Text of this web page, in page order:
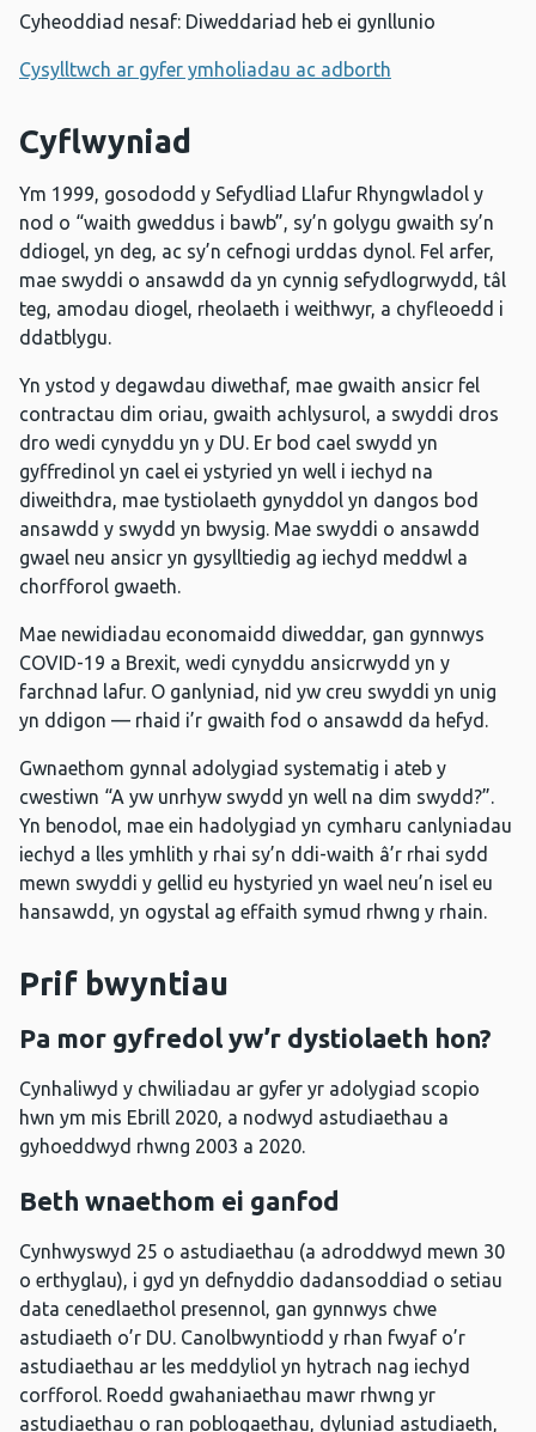
Cyheoddiad nesaf: Diweddariad heb ei gynllunio
Cysylltwch ar gyfer ymholiadau ac adborth
Cyflwyniad
Ym 1999, gosododd y Sefydliad Llafur Rhyngwladol y
nod o “waith gweddus i bawb”, sy’n golygu gwaith sy’n
ddiogel, yn deg, ac sy’n cefnogi urddas dynol. Fel arfer,
mae swyddi o ansawdd da yn cynnig sefydlogrwydd, tâl
teg, amodau diogel, rheolaeth i weithwyr, a chyfleoedd i
ddatblygu.
Yn ystod y degawdau diwethaf, mae gwaith ansicr fel
contractau dim oriau, gwaith achlysurol, a swyddi dros
dro wedi cynyddu yn y DU. Er bod cael swydd yn
gyffredinol yn cael ei ystyried yn well i iechyd na
diweithdra, mae tystiolaeth gynyddol yn dangos bod
ansawdd y swydd yn bwysig. Mae swyddi o ansawdd
gwael neu ansicr yn gysylltiedig ag iechyd meddwl a
chorfforol gwaeth.
Mae newidiadau economaidd diweddar, gan gynnwys
COVID-19 a Brexit, wedi cynyddu ansicrwydd yn y
farchnad lafur. O ganlyniad, nid yw creu swyddi yn unig
yn ddigon — rhaid i’r gwaith fod o ansawdd da hefyd.
Gwnaethom gynnal adolygiad systematig i ateb y
cwestiwn “A yw unrhyw swydd yn well na dim swydd?”.
Yn benodol, mae ein hadolygiad yn cymharu canlyniadau
iechyd a lles ymhlith y rhai sy’n ddi-waith â’r rhai sydd
mewn swyddi y gellid eu hystyried yn wael neu’n isel eu
hansawdd, yn ogystal ag effaith symud rhwng y rhain.
Prif bwyntiau
Pa mor gyfredol yw’r dystiolaeth hon?
Cynhaliwyd y chwiliadau ar gyfer yr adolygiad scopio
hwn ym mis Ebrill 2020, a nodwyd astudiaethau a
gyhoeddwyd rhwng 2003 a 2020.
Beth wnaethom ei ganfod
Cynhwyswyd 25 o astudiaethau (a adroddwyd mewn 30
o erthyglau), i gyd yn defnyddio dadansoddiad o setiau
data cenedlaethol presennol, gan gynnwys chwe
astudiaeth o’r DU. Canolbwyntiodd y rhan fwyaf o’r
astudiaethau ar les meddyliol yn hytrach nag iechyd
corfforol. Roedd gwahaniaethau mawr rhwng yr
astudiaethau o ran poblogaethau, dyluniad astudiaeth,